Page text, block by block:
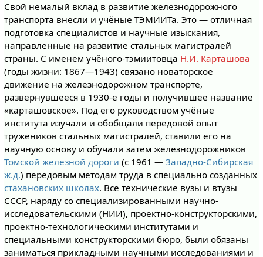
Свой немалый вклад в развитие железнодорожного
транспорта внесли и учёные ТЭМИИТа. Это — отличная
подготовка специалистов и научные изыскания,
направленные на развитие стальных магистралей
страны. C именем учёного-тэмиитовца Н.И. Карташова
(годы жизни: 1867—1943) связано новаторское
движение на железнодорожном транспорте,
развернувшееся в 1930-е годы и получившее название
«карташовское». Под его руководством учёные
института изучали и обобщали передовой опыт
тружеников стальных магистралей, ставили его на
научную основу и обучали затем железнодорожников
Томской железной дороги (с 1961 — Западно-Сибирская
ж.д.) передовым методам труда в специально созданных
стахановских школах. Все технические вузы и втузы
СССР, наряду со специализированными научно-
исследовательскими (НИИ), проектно-конструкторскими,
проектно-технологическими институтами и
специальными конструкторскими бюро, были обязаны
заниматься прикладными научными исследованиями и